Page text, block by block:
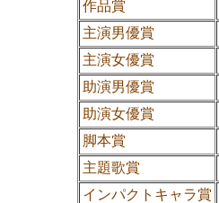
作品賞
主演男優賞
主演女優賞
助演男優賞
助演女優賞
脚本賞
主題歌賞
インパクトキャラ賞